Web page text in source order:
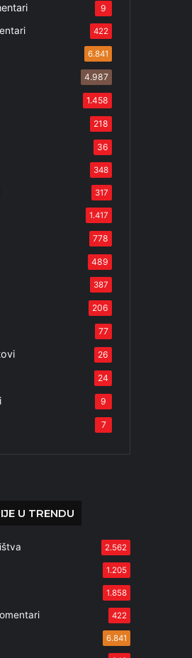
9
422
6.841
4.987
1.458
218
36
348
317
1.417
778
489
387
206
77
26
24
9
7
U TRENDU
2.562
1.205
1.858
422
6.841